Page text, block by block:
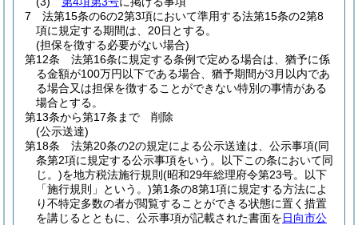
7
法第15条の6の2第3項において準用する法第15条の2第8
項に規定する期間は、20日とする。
(担保を徴する必要がない場合)
第12条
法第16条に規定する条例で定める場合は、猶予に係
る金額が100万円以下である場合、猶予期間が3月以内であ
る場合又は担保を徴することができない特別の事情がある
場合とする。
第13条から第17条まで
削除
(公示送達)
第18条
法第20条の2の規定による公示送達は、公示事項(同
条第2項に規定する公示事項をいう。以下この条において同
じ。)を地方税法施行規則 (昭和29年総理府令第23号。以下
「施行規則」という。)第1条の8第1項に規定する方法によ
り不特定多数の者が閲覧することができる状態に置く措置
を講じるとともに、公示事項が記載された書面を日向市公